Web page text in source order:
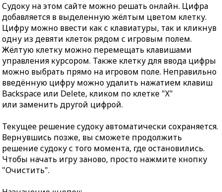
Судоку на этом сайте можно решать онлайн. Цифра
добавляется в выделенную жёлтым цветом клетку.
Цифру можно ввести как с клавиатуры, так и кликнув
одну из девяти клеток рядом с игровым полем.
Жёлтую клетку можно перемещать клавишами
управления курсором. Также клетку для ввода цифры
можно выбрать прямо на игровом поле. Неправильно
введённую цифру можно удалить нажатием клавиш
Backspace или Delete, кликом по клетке "X"
или заменить другой цифрой.
Текущее решение судоку автоматически сохраняется.
Вернувшись позже, вы сможете продолжить
решение судоку с того момента, где остановились.
Чтобы начать игру заново, просто нажмите кнопку
"Очистить".